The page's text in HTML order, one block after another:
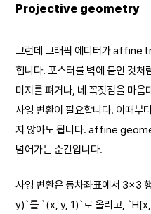
Projective geometry
그런데 그래픽 에디터가 affine
힙니다. 포스터를 벽에 붙인 것처
미지를 펴거나, 네 꼭짓점을 마음
사영 변환이 필요합니다. 이때부
지 않아도 됩니다. affine
넘어가는 순간입니다.
사영 변환은 동차좌표에서 3×3
y)`를 `(x, y, 1)`로 올리고, `H[x,